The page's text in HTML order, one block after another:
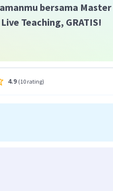
bersama
Teaching, GRATIS!
4.9 (10 rating)